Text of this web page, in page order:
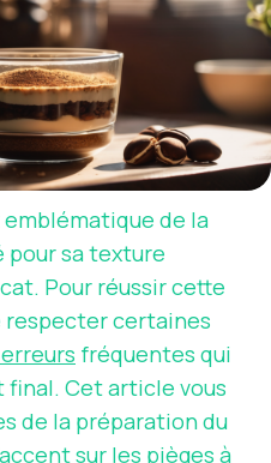
de la
pour sa texture
Pour réussir cette
certaines
fréquentes qui
Cet article vous
de la préparation du
sur les pièges à